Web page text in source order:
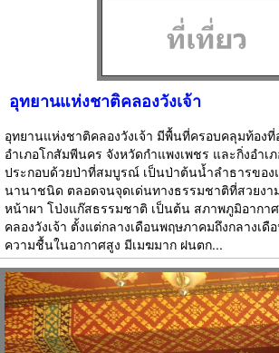
อุทยานแห่งชาติคลองวังเจ้า
อุทยานแห่งชาติคลองวังเจ้า มีพื้นที่ครอบคลุมท้องที่
อำเภอโกสัมพีนคร จังหวัดกำแพงเพชร และกิ่งอำเ
ประกอบด้วยป่าที่สมบูรณ์ เป็นป่าต้นน้ำลำธารของ
นานาชนิด ตลอดจนจุดเด่นทางธรรมชาติที่สวยงา
หน้าผา โป่งแก๊สธรรมชาติ เป็นต้น สภาพภูมิอากา
คลองวังเจ้า ตั้งแต่กลางเดือนพฤษภาคมถึงกลางเ
ความชื้นในอากาศสูง มีเมฆมาก ฝนตก...